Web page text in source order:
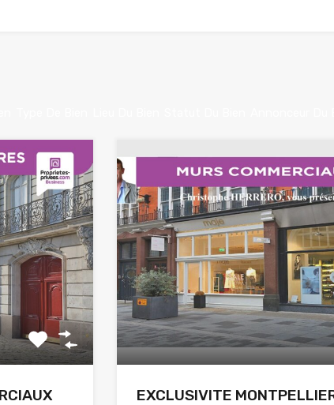
EXCLUSIVITE